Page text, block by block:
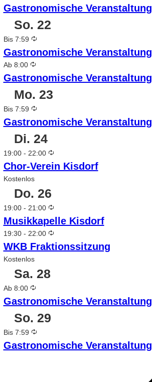
Gastronomische Veranstaltung
So. 22
Bis 7:59 Wiederholung
Gastronomische Veranstaltung
Ab 8:00 Wiederholung
Gastronomische Veranstaltung
Mo. 23
Bis 7:59 Wiederholung
Gastronomische Veranstaltung
Di. 24
19:00- 22:00 Wiederholung
Chor-Verein Kisdorf
Kostenlos
Do. 26
19:00- 21:00 Wiederholung
Musikkapelle Kisdorf
19:30- 22:00 Wiederholung
WKB Fraktionssitzung
Kostenlos
Sa. 28
Ab 8:00 Wiederholung
Gastronomische Veranstaltung
So. 29
Bis 7:59 Wiederholung
Gastronomische Veranstaltung